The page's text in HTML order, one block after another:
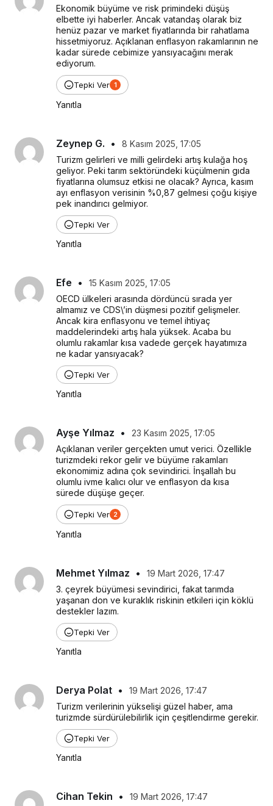
Ekonomik büyüme ve risk primindeki düşüş
elbette iyi haberler. Ancak vatandaş olarak biz
henüz pazar ve market fiyatlarında bir rahatlama
hissetmiyoruz. Açıklanan enflasyon rakamlarının ne
kadar sürede cebimize yansıyacağını merak
ediyorum.
Tepki Ver 1
Yanıtla
Zeynep G. •
8 Kasım 2025, 17:05
Turizm gelirleri ve milli gelirdeki artış kulağa hoş
geliyor. Peki tarım sektöründeki küçülmenin gıda
fiyatlarına olumsuz etkisi ne olacak? Ayrıca, kasım
ayı enflasyon verisinin %0,87 gelmesi çoğu kişiye
pek inandırıcı gelmiyor.
Tepki Ver
Yanıtla
Efe •
15 Kasım 2025, 17:05
OECD ülkeleri arasında dördüncü sırada yer
almamız ve CDS\’in düşmesi pozitif gelişmeler.
Ancak kira enflasyonu ve temel ihtiyaç
maddelerindeki artış hala yüksek. Acaba bu
olumlu rakamlar kısa vadede gerçek hayatımıza
ne kadar yansıyacak?
Tepki Ver
Yanıtla
Ayşe Yılmaz •
23 Kasım 2025, 17:05
Açıklanan veriler gerçekten umut verici. Özellikle
turizmdeki rekor gelir ve büyüme rakamları
ekonomimiz adına çok sevindirici. İnşallah bu
olumlu ivme kalıcı olur ve enflasyon da kısa
sürede düşüşe geçer.
Tepki Ver 2
Yanıtla
Mehmet Yılmaz •
19 Mart 2026, 17:47
3. çeyrek büyümesi sevindirici, fakat tarımda
yaşanan don ve kuraklık riskinin etkileri için köklü
destekler lazım.
Tepki Ver
Yanıtla
Derya Polat •
19 Mart 2026, 17:47
Turizm verilerinin yükselişi güzel haber, ama
turizmde sürdürülebilirlik için çeşitlendirme gerekir.
Tepki Ver
Yanıtla
Cihan Tekin •
19 Mart 2026, 17:47